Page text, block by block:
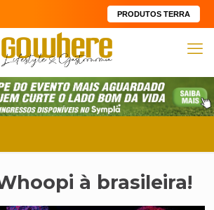
PRODUTOS TERRA
à brasileira!